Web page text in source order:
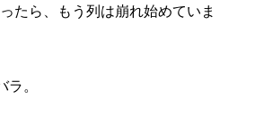
たら、もう列は崩れ始めていま
。